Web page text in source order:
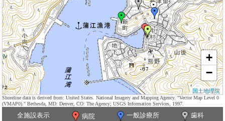
+
−
国土地理院
Shoreline data is derived from: United States. National Imagery and Mapping Agency. "Vector Map Level 0
(VMAP0)." Bethesda, MD: Denver, CO: The Agency; USGS Information Services, 1997.
全施設表示 病院 一般診療所
歯科